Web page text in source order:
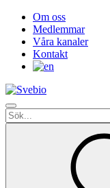
Om oss
Medlemmar
Våra kanaler
Kontakt